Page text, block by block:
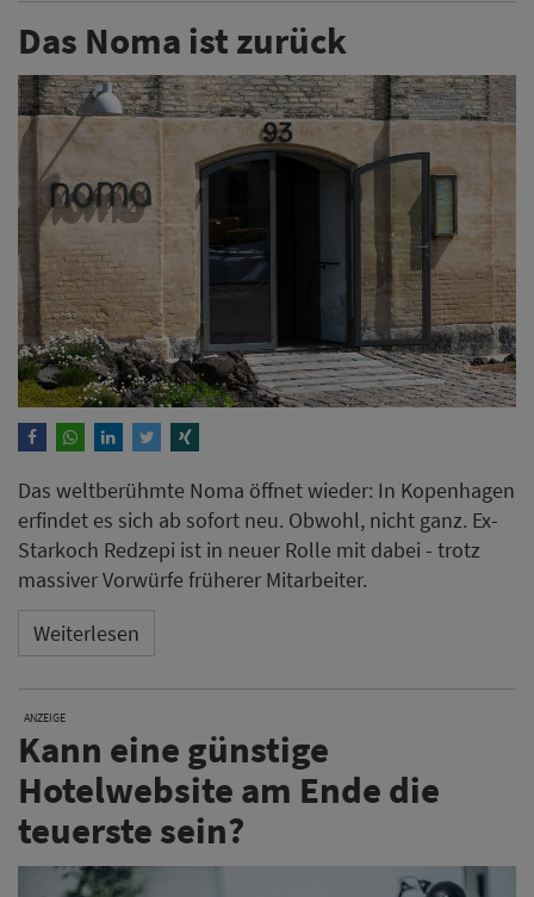
Das Noma ist zurück
Das weltberühmte Noma öffnet wieder: In Kopenhagen
erfindet es sich ab sofort neu. Obwohl, nicht ganz. Ex-
Starkoch Redzepi ist in neuer Rolle mit dabei - trotz
massiver Vorwürfe früherer Mitarbeiter.
Weiterlesen
ANZEIGE
Kann eine günstige
Hotelwebsite am Ende die
teuerste sein?